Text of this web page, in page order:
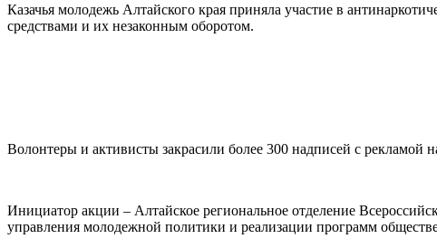
Казачья молодежь Алтайского края приняла участие в
средствами и их незаконным оборотом.
Волонтеры и активисты закрасили более 300 надписей с рекламой
Инициатор акции – Алтайское региональное отделение
управления молодежной политики и реализации программ